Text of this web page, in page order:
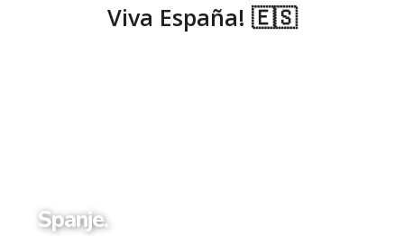
Viva España! 🇪🇸
Spanje.